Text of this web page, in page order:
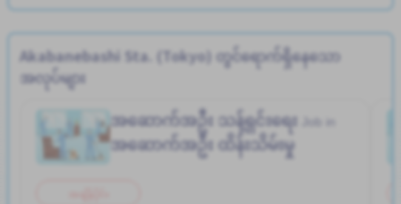
Akabanebashi Sta. (Tokyo) တွင်ရောက်ရှိနေသော
အလုပ်များ
အဆောက်အဦး သန့်ရှင်းရေး
အဆောက်အဦး ထိန်းသိမ်းမှု